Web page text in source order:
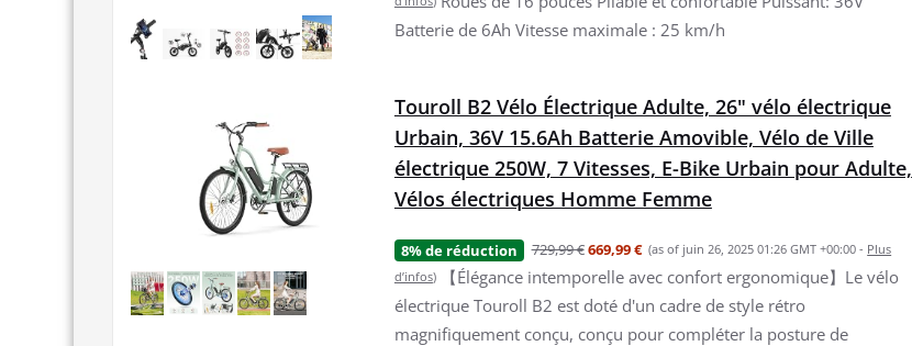
Batterie de 6Ah Vitesse maximale : 25 km/h
Touroll B2 Vélo Électrique Adulte, 26" vélo électrique
Urbain, 36V 15.6Ah Batterie Amovible, Vélo de Ville
électrique 250W, 7 Vitesses, E-Bike Urbain pour Adulte,
Vélos électriques Homme Femme
8% de réduction 729,99 €669,99 € (as of juin 26, 2025 01:26 GMT +00:00 - Plus
d’infos)
【Élégance intemporelle avec confort ergonomique】Le vélo
électrique Touroll B2 est doté d'un cadre de style rétro
magnifiquement conçu, conçu pour compléter la posture de